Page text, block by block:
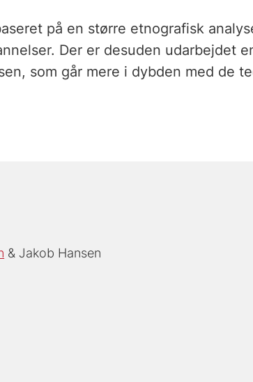
på en større etnografisk
Der er desuden udarbejdet
som går mere i dybden med de
Jakob Hansen